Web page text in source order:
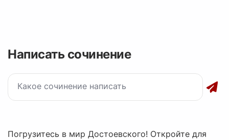
Написать сочинение
Погрузитесь в мир Достоевского! Откройте для